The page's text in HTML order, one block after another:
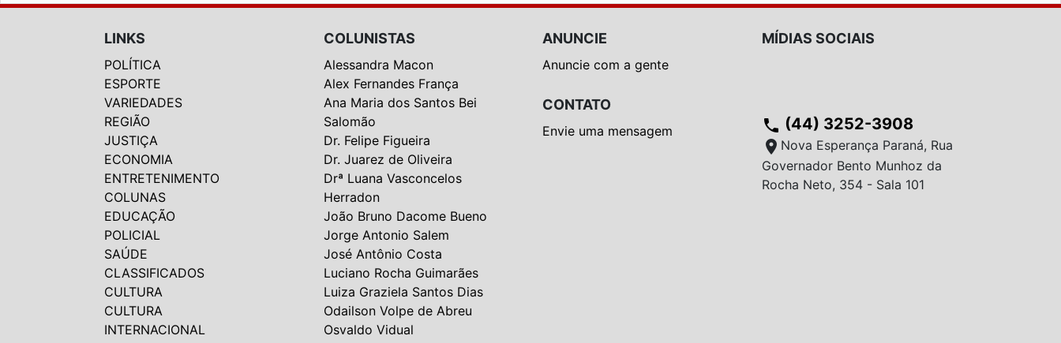
LINKS
POLÍTICA
ESPORTE
VARIEDADES
REGIÃO
JUSTIÇA
ECONOMIA
ENTRETENIMENTO
COLUNAS
EDUCAÇÃO
POLICIAL
SAÚDE
CLASSIFICADOS
CULTURA
CULTURA
INTERNACIONAL
COLUNISTAS
Alessandra Macon
Alex Fernandes França
Ana Maria dos Santos Bei
Salomão
Dr. Felipe Figueira
Dr. Juarez de Oliveira
Drª Luana Vasconcelos
Herradon
João Bruno Dacome Bueno
Jorge Antonio Salem
José Antônio Costa
Luciano Rocha Guimarães
Luiza Graziela Santos Dias
Odailson Volpe de Abreu
Osvaldo Vidual
ANUNCIE
Anuncie com a gente
CONTATO
Envie uma mensagem
MÍDIAS SOCIAIS
phone (44) 3252-3908
location_on Nova Esperança Paraná, Rua
Governador Bento Munhoz da
Rocha Neto, 354 - Sala 101